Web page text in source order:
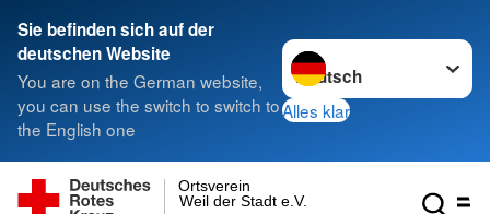
Sie befinden sich auf der
deutschen Website
You are on the German website,
you can use the switch to switch to
the English one
Sprache wechseln zu
Alles klar
Weil der Stadt e.V.
Ortsverein